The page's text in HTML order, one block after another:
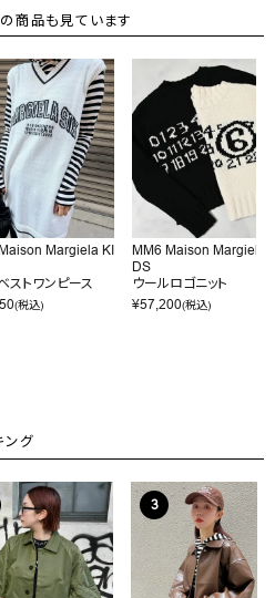
商品も見ています
Margiela KI
ストワンピース
(税込)
MM6 Maison Margiela
DS
ウールロゴニット
¥57,200(税込)
ング